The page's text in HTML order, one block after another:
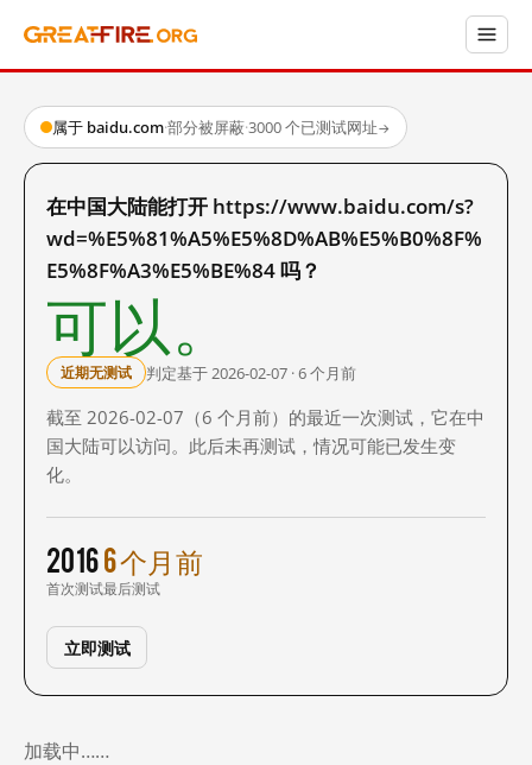
属于 baidu.com·部分被屏蔽·3000 个已测试网址→
在中国大陆能打开 https://www.baidu.com/s?
wd=%E5%81%A5%E5%8D%AB%E5%B0%8F%
E5%8F%A3%E5%BE%84 吗？
可以。
近期无测试 判定基于 2026-02-07 · 6 个月前
截至 2026-02-07（6 个月前）的最近一次测试，它在中
国大陆可以访问。此后未再测试，情况可能已发生变
化。
2016
首次测试
6 个月前
最后测试
立即测试
加载中……